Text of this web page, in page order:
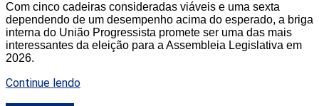
Com cinco cadeiras consideradas viáveis e uma sexta
dependendo de um desempenho acima do esperado, a briga
interna do União Progressista promete ser uma das mais
interessantes da eleição para a Assembleia Legislativa em
2026.
Continue lendo